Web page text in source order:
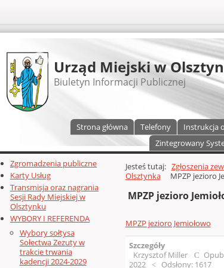
UDOSTĘPNIJ
Urząd Miejski w
Biuletyn Informacji Publicznej
Strona główna Telefony Instrukcja
Zintegrowany
Dodatkowe zasoby (lewa kolumna)
Zgromadzenia publiczne
Karty Usług
Transmisja oraz nagrania
Sesji Rady Miejskiej w
Olsztynku
WYBORY I REFERENDA
Wybory sołtysa
Sołectwa Zezuty w
trakcie trwania
kadencji 2024-2029
Głównej zawartości
Jesteś tutaj: Zgłoszenia
Olsztynka
MPZP jezioro
MPZP jezioro
MPZP jezioro Jemiołowo
Szczegóły
Krzysztof Miller
2022
Odsłony: 1617